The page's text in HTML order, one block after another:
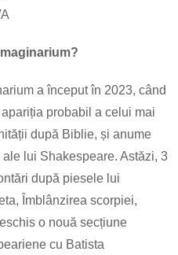
a început în 2023, când
probabil a celui mai
după Biblie, și anume
lui Shakespeare. Astăzi, 3
după piesele lui
Îmblânzirea scorpiei,
o nouă secțiune
cu Batista